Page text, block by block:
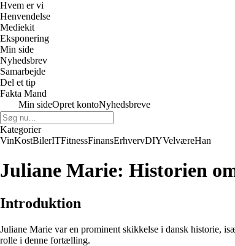
Hvem er vi
Henvendelse
Mediekit
Eksponering
Min side
Nyhedsbrev
Samarbejde
Del et tip
Fakta Mand
Min sideOpret kontoNyhedsbreve
Kategorier
VinKostBilerITFitnessFinansErhvervDIYVelværeHan
Juliane Marie: Historien
Introduktion
Juliane Marie var en prominent skikkelse i dansk historie,
rolle i denne fortælling.